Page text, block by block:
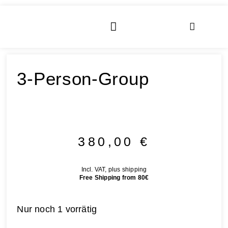
3-Person-Group
380,00€
Incl. VAT, plus shipping
Free Shipping from 80€
Nur noch 1 vorrätig